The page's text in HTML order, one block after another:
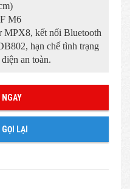
M6
MPX8, kết nối Bluetooth
hạn chế tình trạng
an toàn.
NGAY
LẠI